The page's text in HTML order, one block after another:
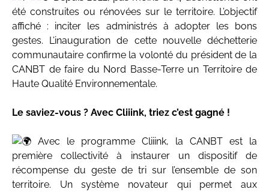
été construites ou rénovées sur le territoire. L’objectif
affiché : inciter les administrés à adopter les bons
gestes. L’inauguration de cette nouvelle déchetterie
communautaire confirme la volonté du président de la
CANBT de faire du Nord Basse-Terre un Territoire de
Haute Qualité Environnementale.
Le saviez-vous ? Avec Cliiink, triez c’est gagné !
Avec le programme Cliiink, la CANBT est la
première collectivité à instaurer un dispositif de
récompense du geste de tri sur l’ensemble de son
territoire. Un système novateur qui permet aux